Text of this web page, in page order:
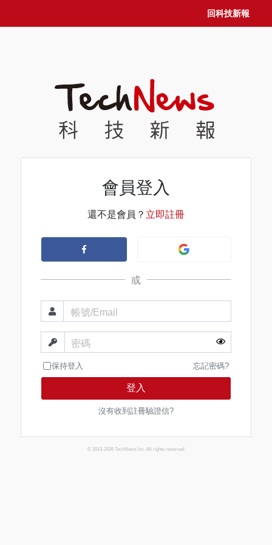
回科技新報
會員登入
還不是會員？ 立即註冊
或
帳號/Email
密碼
保持登入 忘記密碼?
登入
沒有收到註冊驗證信?
© 2013-2026 TechNews Inc. All rights reserved.